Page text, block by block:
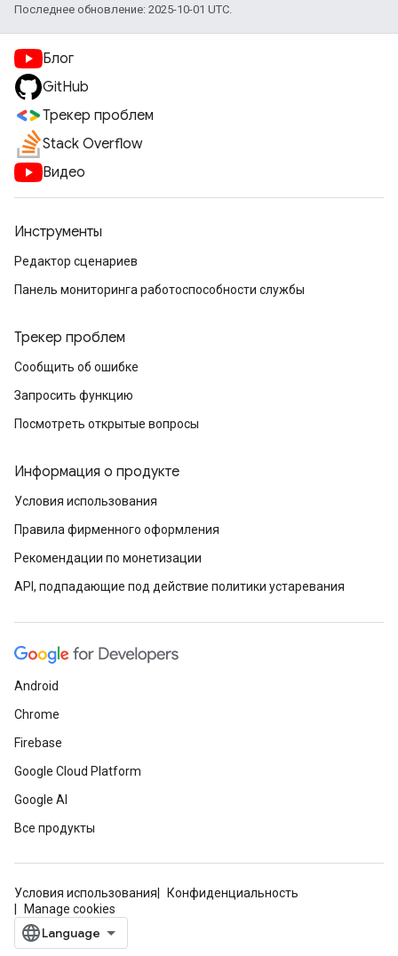
Последнее обновление: 2025-10-01 UTC.
Блог
GitHub
Трекер проблем
Stack Overflow
Видео
Инструменты
Редактор сценариев
Панель мониторинга работоспособности службы
Трекер проблем
Сообщить об ошибке
Запросить функцию
Посмотреть открытые вопросы
Информация о продукте
Условия использования
Правила фирменного оформления
Рекомендации по монетизации
API, подпадающие под действие политики устаревания
Android
Chrome
Firebase
Google Cloud Platform
Google AI
Все продукты
Условия использования
Конфиденциальность
Manage cookies